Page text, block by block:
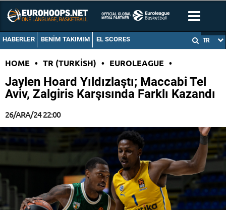
HABERLER BENIM TAKIMIM EL SCORES TR
HOME • TR (TURKISH) • EUROLEAGUE •
Jaylen Hoard Yıldızlaştı; Maccabi Tel
Aviv, Zalgiris Karşısında Farklı Kazandı
26/ARA/24 22:00